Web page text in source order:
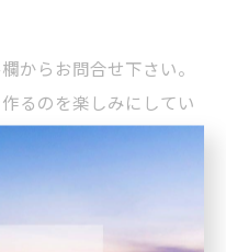
からお問合せ下さい。
るのを楽しみにしてい